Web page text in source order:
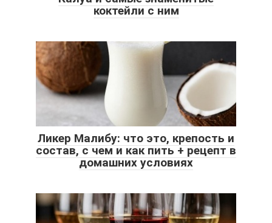
коктейли с ним
Ликер Малибу: что это, крепость и
состав, с чем и как пить + рецепт в
домашних условиях